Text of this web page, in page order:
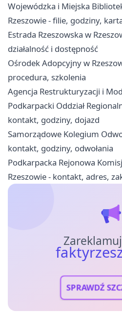
Wojewódzka i Miejska
Rzeszowie - filie, godziny,
Estrada Rzeszowska w
działalność i dostępność
Ośrodek Adopcyjny w
procedura, szkolenia
Agencja Restrukturyzacji i
Podkarpacki Oddział
kontakt, godziny, dojazd
Samorządowe Kolegium
kontakt, godziny, odwołania
Podkarpacka Rejonowa
Rzeszowie - kontakt, adres,
SPRAWDŹ